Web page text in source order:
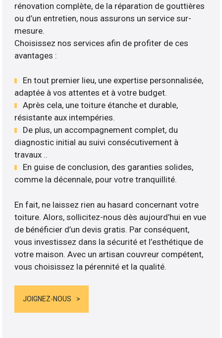
rénovation complète, de la réparation de gouttières
ou d’un entretien, nous assurons un service sur-
mesure.
Choisissez nos services afin de profiter de ces
avantages :
En tout premier lieu, une expertise personnalisée,
adaptée à vos attentes et à votre budget.
Après cela, une toiture étanche et durable,
résistante aux intempéries.
De plus, un accompagnement complet, du
diagnostic initial au suivi consécutivement à
travaux ..
En guise de conclusion, des garanties solides,
comme la décennale, pour votre tranquillité.
En fait, ne laissez rien au hasard concernant votre
toiture. Alors, sollicitez-nous dès aujourd’hui en vue
de bénéficier d’un devis gratis. Par conséquent,
vous investissez dans la sécurité et l’esthétique de
votre maison. Avec un artisan couvreur compétent,
vous choisissez la pérennité et la qualité.
JOIGNEZ-NOUS